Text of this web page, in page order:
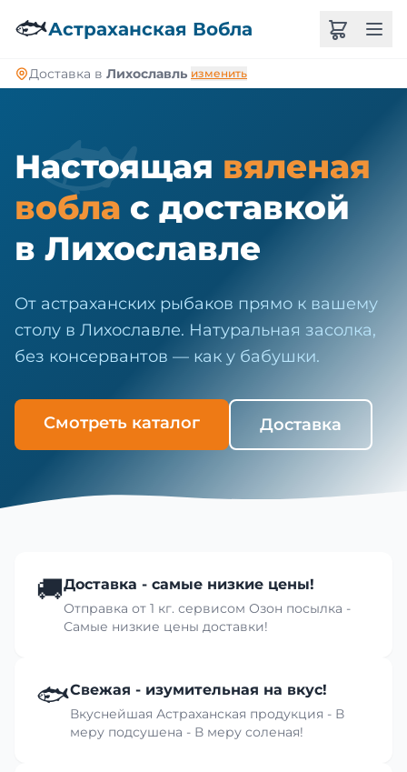
🐟Астраханская Вобла
Доставка в Лихославль изменить
🐟
Настоящая вяленая
вобла с доставкой
в Лихославле
От астраханских рыбаков прямо к вашему
столу в Лихославле. Натуральная засолка,
без консервантов — как у бабушки.
Смотреть каталог Доставка
🚚Доставка - самые низкие цены!
Отправка от 1 кг. сервисом Озон посылка -
Самые низкие цены доставки!
🐟Свежая - изумительная на вкус!
Вкуснейшая Астраханская продукция - В
меру подсушена - В меру соленая!